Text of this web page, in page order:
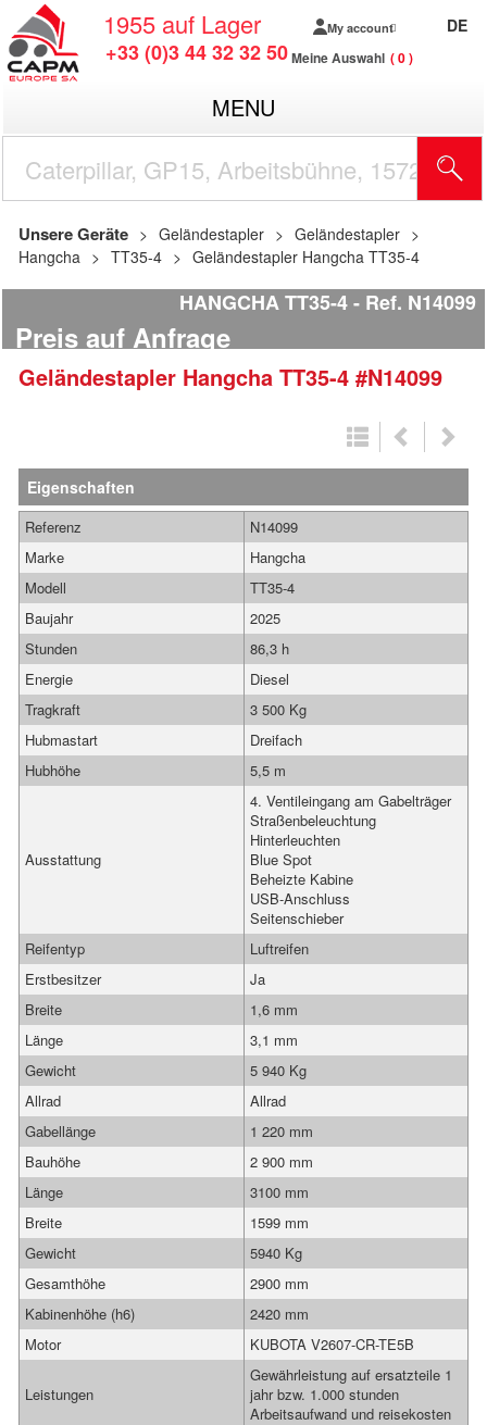
1955 auf Lager
+33 (0)3 44 32 32 50
My account
Meine Auswahl 0
DE
MENU
Unsere Geräte Geländestapler
Geländestapler
Hangcha
TT35-4 Geländestapler Hangcha TT35-4
HANGCHA TT35-4 Ref. N14099
Preis auf Anfrage
Geländestapler Hangcha TT35-4 #N14099
Eigenschaften
Referenz
N14099
Marke
Hangcha
Modell
TT35-4
Baujahr
2025
Stunden
86,3 h
Energie
Diesel
Tragkraft
3 500 Kg
Hubmastart
Dreifach
Hubhöhe
5,5 m
Ausstattung
4. Ventileingang am Gabelträger
Straßenbeleuchtung
Hinterleuchten
Blue Spot
Beheizte Kabine
USB-Anschluss
Seitenschieber
Reifentyp
Luftreifen
Erstbesitzer
Ja
Breite
1,6 mm
Länge
3,1 mm
Gewicht
5 940 Kg
Allrad
Allrad
Gabellänge
1 220 mm
Bauhöhe
2 900 mm
Länge
3100 mm
Breite
1599 mm
Gewicht
5940 Kg
Gesamthöhe
2900 mm
Kabinenhöhe (h6)
2420 mm
Motor
KUBOTA V2607-CR-TE5B
Leistungen
Gewährleistung auf ersatzteile 1
jahr bzw. 1.000 stunden
Arbeitsaufwand und reisekosten